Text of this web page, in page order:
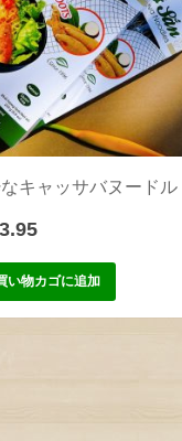
キャッサバヌードル
い物カゴに追加